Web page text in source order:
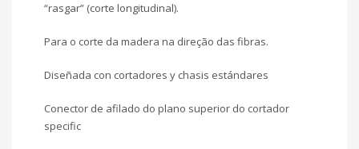
“rasgar” (corte longitudinal).
Para o corte da madera na direção das fibras.
Diseñada con cortadores y chasis estándares
Conector de afilado do plano superior do cortador
specific